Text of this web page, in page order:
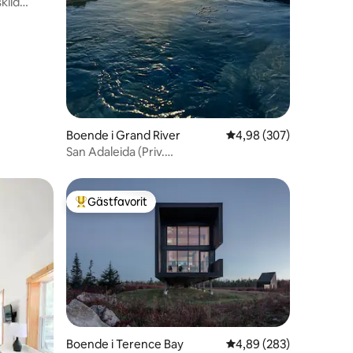
Boende i Grand River 4,98 av 5 i
4,98 (307)
San Adaleida (Priv.
Populär gästfavorit
Gästfavorit
Boende i Terence Bay 4,89 av 5 i
4,89 (283)